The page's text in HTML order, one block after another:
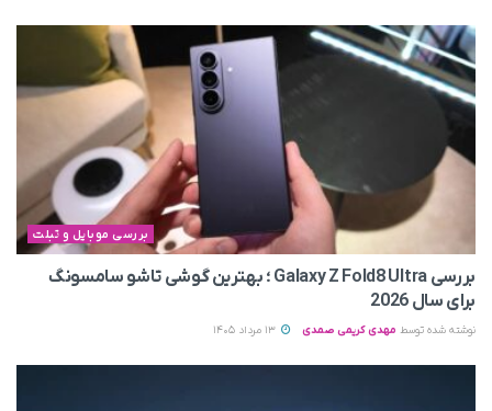
بررسی موبایل و تبلت
بررسی Galaxy Z Fold8 Ultra ؛ بهترین گوشی تاشو سامسونگ
برای سال 2026
نوشته شده توسط مهدی کریمی صمدی